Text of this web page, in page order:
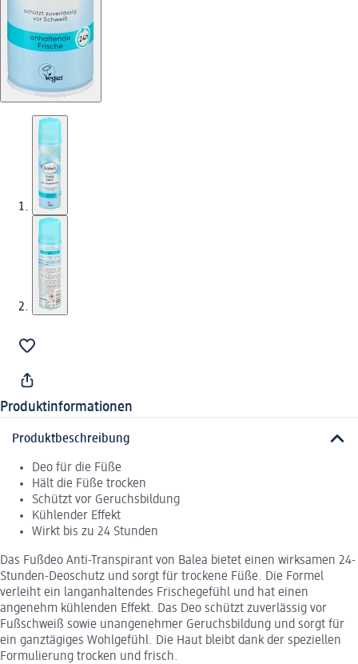
Produktinformationen
Produktbeschreibung
Deo für die Füße
Hält die Füße trocken
Schützt vor Geruchsbildung
Kühlender Effekt
Wirkt bis zu 24 Stunden
Das Fußdeo Anti-Transpirant von Balea bietet einen wirksamen 24-
Stunden-Deoschutz und sorgt für trockene Füße. Die Formel
verleiht ein langanhaltendes Frischegefühl und hat einen
angenehm kühlenden Effekt. Das Deo schützt zuverlässig vor
Fußschweiß sowie unangenehmer Geruchsbildung und sorgt für
ein ganztägiges Wohlgefühl. Die Haut bleibt dank der speziellen
Formulierung trocken und frisch.